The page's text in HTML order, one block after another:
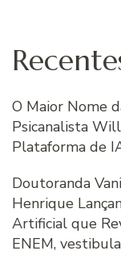
O Maior Nome
Psicanalista
Plataforma de
Doutoranda
Henrique
Artificial que
ENEM,